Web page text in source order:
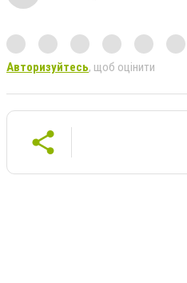
Авторизуйтесь, щоб оцінити